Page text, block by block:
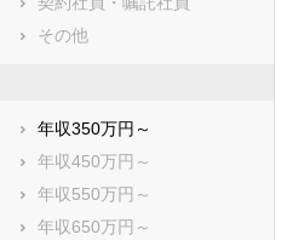
その他
年収350万円～
年収450万円～
年収550万円～
年収650万円～